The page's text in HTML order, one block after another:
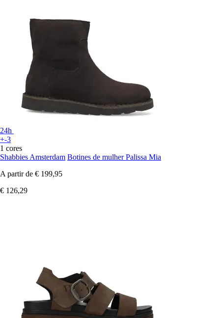
24h
+-3
1 cores
Shabbies Amsterdam Botines de mulher Palissa Mia
A partir de € 199,95
€ 126,29